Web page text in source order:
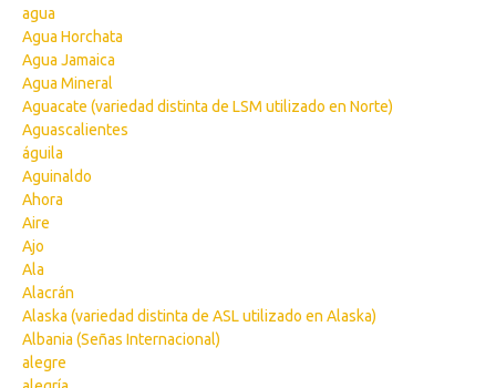
agua
Agua Horchata
Agua Jamaica
Agua Mineral
Aguacate (variedad distinta de LSM utilizado en Norte)
Aguascalientes
águila
Aguinaldo
Ahora
Aire
Ajo
Ala
Alacrán
Alaska (variedad distinta de ASL utilizado en Alaska)
Albania (Señas Internacional)
alegre